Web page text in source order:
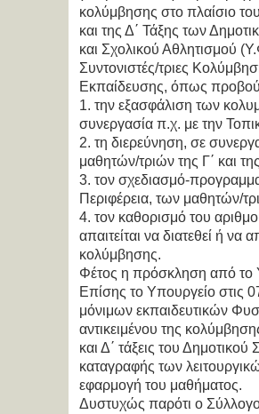
κολύμβησης στο πλαίσιο
και της Δ΄ Τάξης των
και Σχολικού Αθλητισμού
Συντονιστές/τριες
Εκπαίδευσης, όπως προβούν
1. την εξασφάλιση των
συνεργασία π.χ. με την
2. τη διερεύνηση, σε
μαθητών/τριών της Γ΄ και
3. τον σχεδιασμό-
Περιφέρεια, των μαθητών/
4. τον καθορισμό του
απαιτείται να διατεθεί ή να
κολύμβησης.
Φέτος η πρόσκληση από το
Επίσης το Υπουργείο στις
μόνιμων εκπαιδευτικών
αντικειμένου της
και Δ΄ τάξεις του
καταγραφής των
εφαρμογή του μαθήματος.
Δυστυχώς παρότι ο